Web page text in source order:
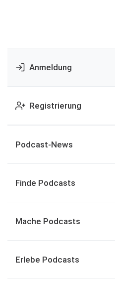
Anmeldung
Registrierung
Podcast-News
Finde Podcasts
Mache Podcasts
Erlebe Podcasts